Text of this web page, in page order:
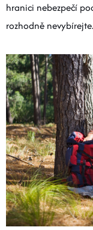
hranici nebezpečí
rozhodně nevybírejte.